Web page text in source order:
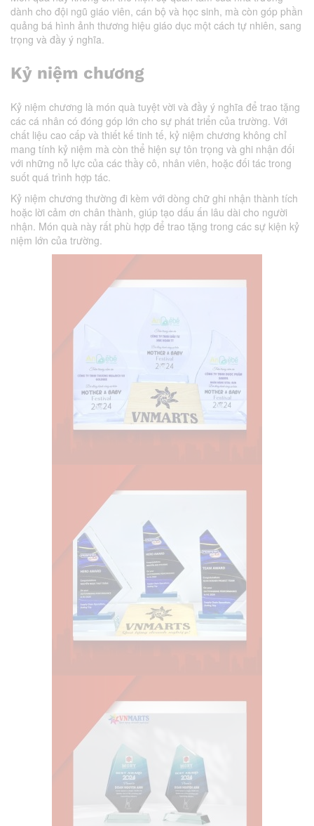
dành cho đội ngũ giáo viên, cán bộ và học sinh, mà còn góp phần
quảng bá hình ảnh thương hiệu giáo dục một cách tự nhiên, sang
trọng và đầy ý nghĩa.
Kỷ niệm chương
Kỷ niệm chương là món quà tuyệt vời và đầy ý nghĩa để trao tặng
các cá nhân có đóng góp lớn cho sự phát triển của trường. Với
chất liệu cao cấp và thiết kế tinh tế, kỷ niệm chương không chỉ
mang tính kỷ niệm mà còn thể hiện sự tôn trọng và ghi nhận đối
với những nỗ lực của các thầy cô, nhân viên, hoặc đối tác trong
suốt quá trình hợp tác.
Kỷ niệm chương thường đi kèm với dòng chữ ghi nhận thành tích
hoặc lời cảm ơn chân thành, giúp tạo dấu ấn lâu dài cho người
nhận. Món quà này rất phù hợp để trao tặng trong các sự kiện kỷ
niệm lớn của trường.